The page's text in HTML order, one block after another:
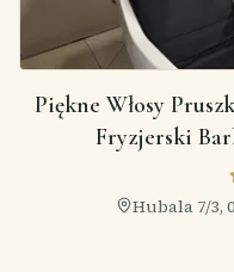
Piękne Włosy
Fryzjerski
Hubala 7/3,